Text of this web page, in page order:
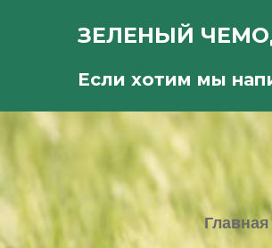
ЗЕЛЕНЫЙ
Если хотим мы
Главная